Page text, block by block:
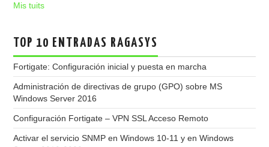
Mis tuits
TOP 10 ENTRADAS RAGASYS
Fortigate: Configuración inicial y puesta en marcha
Administración de directivas de grupo (GPO) sobre MS
Windows Server 2016
Configuración Fortigate – VPN SSL Acceso Remoto
Activar el servicio SNMP en Windows 10-11 y en Windows